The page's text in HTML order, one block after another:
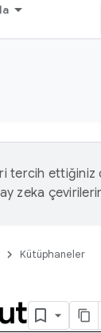
tercih ettiğiniz
zeka
Kütüphaneler